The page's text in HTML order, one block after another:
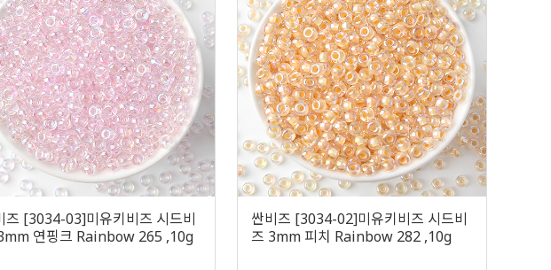
즈 [3034-03]미유키비즈 시드비
연핑크 Rainbow 265 ,10g
싼비즈 [3034-02]미유키비즈 시드비
즈 3mm 피치 Rainbow 282 ,10g